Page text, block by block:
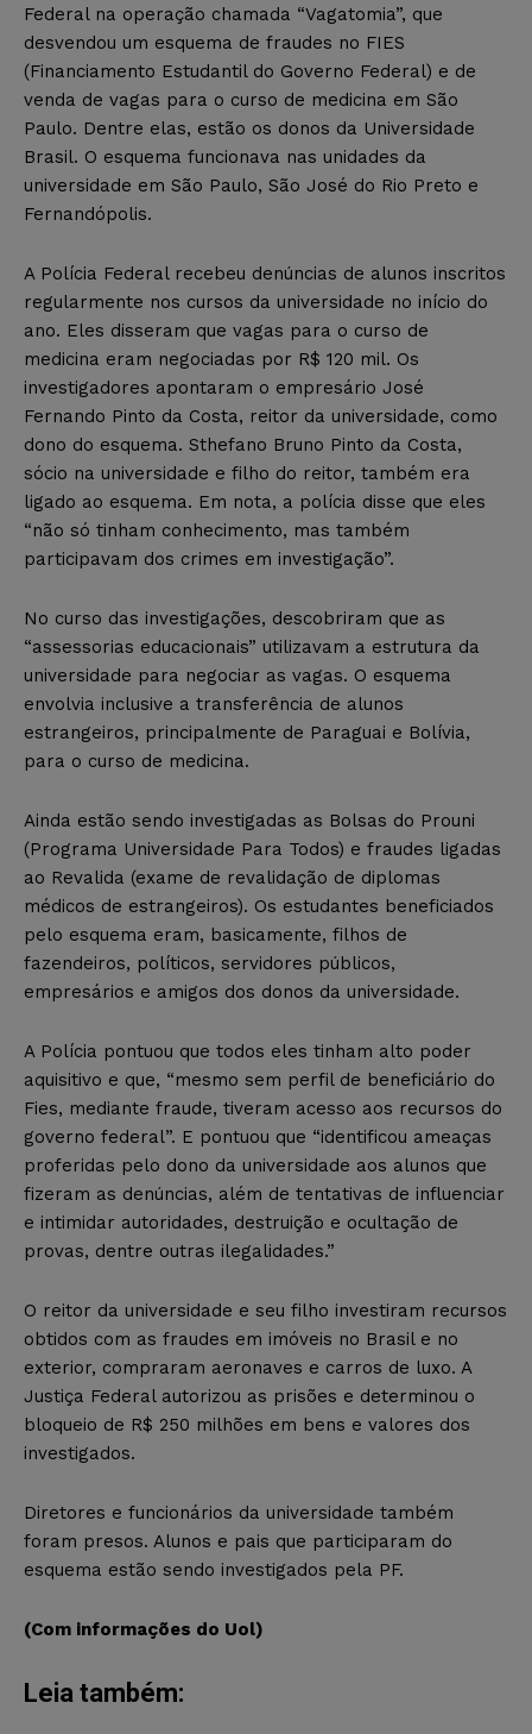
Federal na operação chamada “Vagatomia”, que
desvendou um esquema de fraudes no FIES
(Financiamento Estudantil do Governo Federal) e de
venda de vagas para o curso de medicina em São
Paulo. Dentre elas, estão os donos da Universidade
Brasil. O esquema funcionava nas unidades da
universidade em São Paulo, São José do Rio Preto e
Fernandópolis.
A Polícia Federal recebeu denúncias de alunos inscritos
regularmente nos cursos da universidade no início do
ano. Eles disseram que vagas para o curso de
medicina eram negociadas por R$ 120 mil. Os
investigadores apontaram o empresário José
Fernando Pinto da Costa, reitor da universidade, como
dono do esquema. Sthefano Bruno Pinto da Costa,
sócio na universidade e filho do reitor, também era
ligado ao esquema. Em nota, a polícia disse que eles
“não só tinham conhecimento, mas também
participavam dos crimes em investigação”.
No curso das investigações, descobriram que as
“assessorias educacionais” utilizavam a estrutura da
universidade para negociar as vagas. O esquema
envolvia inclusive a transferência de alunos
estrangeiros, principalmente de Paraguai e Bolívia,
para o curso de medicina.
Ainda estão sendo investigadas as Bolsas do Prouni
(Programa Universidade Para Todos) e fraudes ligadas
ao Revalida (exame de revalidação de diplomas
médicos de estrangeiros). Os estudantes beneficiados
pelo esquema eram, basicamente, filhos de
fazendeiros, políticos, servidores públicos,
empresários e amigos dos donos da universidade.
A Polícia pontuou que todos eles tinham alto poder
aquisitivo e que, “mesmo sem perfil de beneficiário do
Fies, mediante fraude, tiveram acesso aos recursos do
governo federal”. E pontuou que “identificou ameaças
proferidas pelo dono da universidade aos alunos que
fizeram as denúncias, além de tentativas de influenciar
e intimidar autoridades, destruição e ocultação de
provas, dentre outras ilegalidades.”
O reitor da universidade e seu filho investiram recursos
obtidos com as fraudes em imóveis no Brasil e no
exterior, compraram aeronaves e carros de luxo. A
Justiça Federal autorizou as prisões e determinou o
bloqueio de R$ 250 milhões em bens e valores dos
investigados.
Diretores e funcionários da universidade também
foram presos. Alunos e pais que participaram do
esquema estão sendo investigados pela PF.
(Com informações do Uol)
Leia também: